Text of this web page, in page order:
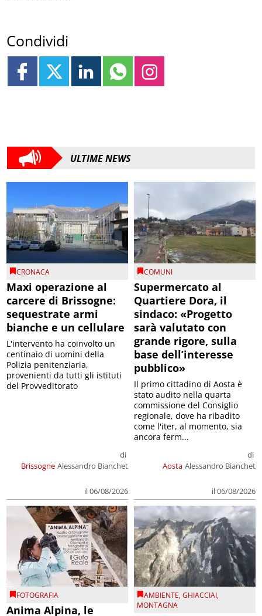
Condividi
ULTIME NEWS
CRONACA
Maxi operazione al
carcere di Brissogne:
sequestrate armi
bianche e un cellulare
Brissogne
di
Alessandro Bianchet
il 06/08/2026
L'intervento ha coinvolto un
centinaio di uomini della
Polizia penitenziaria,
provenienti da tutti gli istituti
del Provveditorato
COMUNI
Supermercato al
Quartiere Dora, il
sindaco: «Progetto
sarà valutato con
grande rigore, sulla
base dell’interesse
pubblico»
Aosta
di
Alessandro Bianchet
il 06/08/2026
Il primo cittadino di Aosta è
stato audito nella quarta
commissione del Consiglio
regionale, dove ha ribadito
come l'iter, al momento, sia
ancora ferm...
FOTOGRAFIA
Anima Alpina, le
AMBIENTE,GHIACCIAI,
MONTAGNA